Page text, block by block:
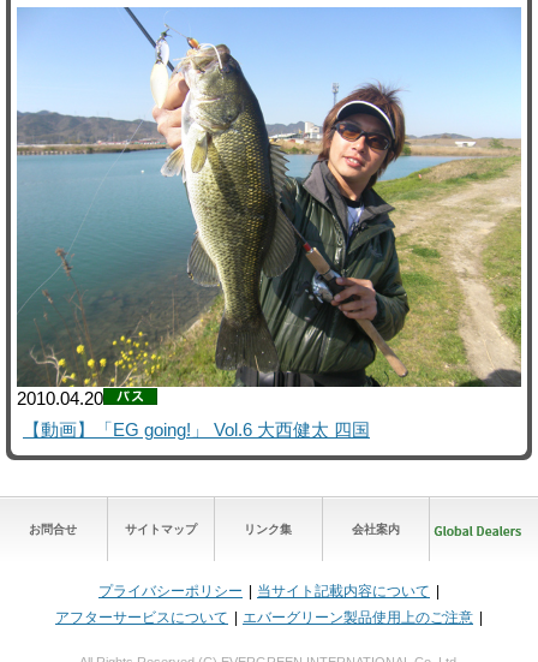
2010.04.20
【動画】「EG going!」 Vol.6 大西健太 四国
お問合せ サイトマップ リンク集 会社案内
プライバシーポリシー
当サイト記載内容について
アフターサービスについて
エバーグリーン製品使用上のご注意